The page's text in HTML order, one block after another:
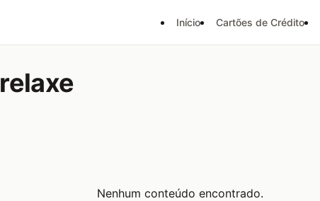
Início Cartões de Crédito
relaxe
Nenhum conteúdo encontrado.